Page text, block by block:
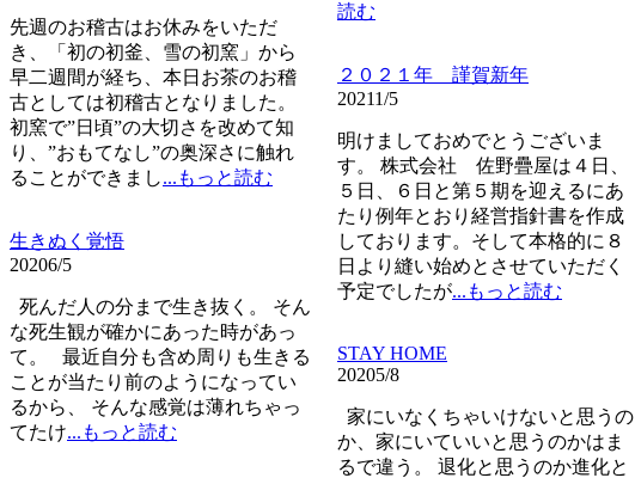
読む
先週のお稽古はお休みをいただ
き、「初の初釜、雪の初窯」から
早二週間が経ち、本日お茶のお稽
古としては初稽古となりました。
初窯で”日頃”の大切さを改めて知
り、”おもてなし”の奥深さに触れ
ることができまし...もっと読む
２０２１年 謹賀新年
20211/5
明けましておめでとうございま
す。 株式会社 佐野疊屋は４日、
５日、６日と第５期を迎えるにあ
たり例年とおり経営指針書を作成
しております。そして本格的に８
日より縫い始めとさせていただく
予定でしたが...もっと読む
生きぬく覚悟
20206/5
死んだ人の分まで生き抜く。 そん
な死生観が確かにあった時があっ
て。 最近自分も含め周りも生きる
ことが当たり前のようになってい
るから、 そんな感覚は薄れちゃっ
てたけ...もっと読む
STAY HOME
20205/8
家にいなくちゃいけないと思うの
か、家にいていいと思うのかはま
るで違う。 退化と思うのか進化と